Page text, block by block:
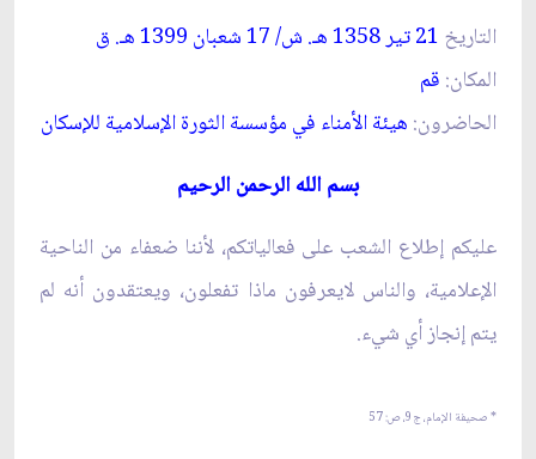
التاريخ 21 تير 1358 هـ. ش/ 17 شعبان 1399 هـ. ق‏
المكان: قم‏
الحاضرون: هيئة الأمناء في مؤسسة الثورة الإسلامية للإسكان‏
بسم الله الرحمن الرحيم‏
عليكم إطلاع الشعب على فعالياتكم، لأننا ضعفاء من الناحية
الإعلامية، والناس لايعرفون ماذا تفعلون، ويعتقدون أنه لم
يتم إنجاز أي شي‏ء.
* صحيفة الإمام، ج‏9، ص: 57